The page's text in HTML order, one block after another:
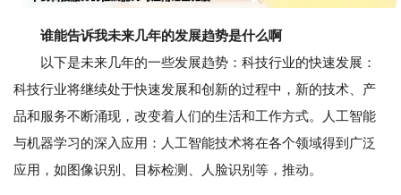
谁能告诉我未来几年的发展趋势是什么啊
以下是未来几年的一些发展趋势：科技行业的快速发展：
科技行业将继续处于快速发展和创新的过程中，新的技术、产
品和服务不断涌现，改变着人们的生活和工作方式。人工智能
与机器学习的深入应用：人工智能技术将在各个领域得到广泛
应用，如图像识别、目标检测、人脸识别等，推动。